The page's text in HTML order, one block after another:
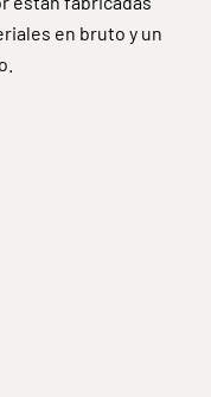
en bruto y un